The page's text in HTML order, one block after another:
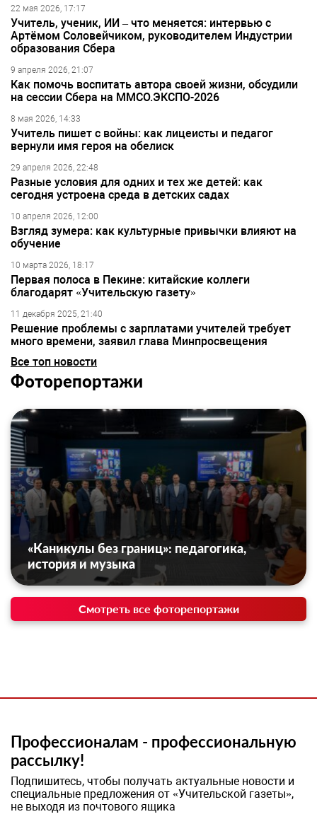
22 мая 2026, 17:17
Учитель, ученик, ИИ – что меняется: интервью с
Артёмом Соловейчиком, руководителем Индустрии
образования Сбера
9 апреля 2026, 21:07
Как помочь воспитать автора своей жизни, обсудили
на сессии Сбера на ММСО.ЭКСПО-2026
8 мая 2026, 14:33
Учитель пишет с войны: как лицеисты и педагог
вернули имя героя на обелиск
29 апреля 2026, 22:48
Разные условия для одних и тех же детей: как
сегодня устроена среда в детских садах
10 апреля 2026, 12:00
Взгляд зумера: как культурные привычки влияют на
обучение
10 марта 2026, 18:17
Первая полоса в Пекине: китайские коллеги
благодарят «Учительскую газету»
11 декабря 2025, 21:40
Решение проблемы с зарплатами учителей требует
много времени, заявил глава Минпросвещения
Все топ новости
Фоторепортажи
«Каникулы без границ»: педагогика,
история и музыка
Смотреть все фоторепортажи
Профессионалам - профессиональную
рассылку!
Подпишитесь, чтобы получать актуальные новости и
специальные предложения от «Учительской газеты»,
не выходя из почтового ящика